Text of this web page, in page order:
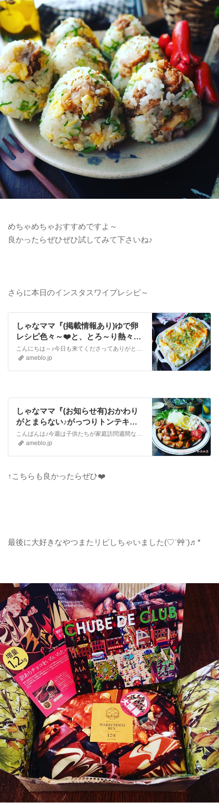
めちゃめちゃおすすめですよ～
良かったらぜひぜひ試してみて下さいね♪
さらに本日のインスタスワイプレシピ～
しゃなママ『(掲載情報あり)ゆで卵
レシピ色々～❤️と、とろ～り熱々♪
卵とほうれん草のクリームグラタン
❤️』ameblo.jp
しゃなママ『(お知らせ有)おかわり
がとまらない♪がっつりトンテキ風
ささみ焼き♪』
ameblo.jp
↑こちらも良かったらぜひ❤️
最後に大好きなやつまたリピしちゃいました(♡ˊ艸ˋ)♬*